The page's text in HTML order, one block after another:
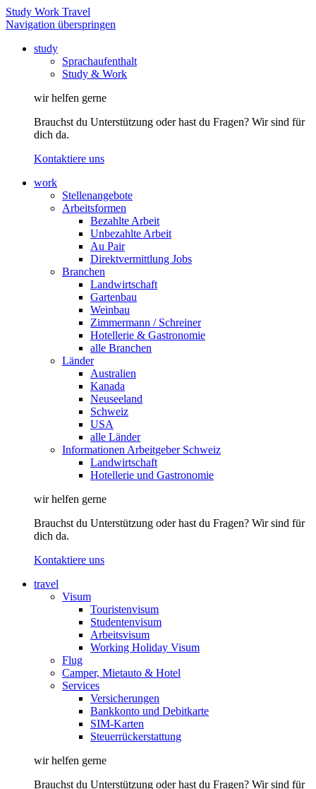
Study Work Travel
Navigation überspringen
study
Sprachaufenthalt
Study & Work
wir helfen gerne
Brauchst du Unterstützung oder hast du Fragen? Wir sind für
dich da.
Kontaktiere uns
work
Stellenangebote
Arbeitsformen
Bezahlte Arbeit
Unbezahlte Arbeit
Au Pair
Direktvermittlung Jobs
Branchen
Landwirtschaft
Gartenbau
Weinbau
Zimmermann / Schreiner
Hotellerie & Gastronomie
alle Branchen
Länder
Australien
Kanada
Neuseeland
Schweiz
USA
alle Länder
Informationen Arbeitgeber Schweiz
Landwirtschaft
Hotellerie und Gastronomie
wir helfen gerne
Brauchst du Unterstützung oder hast du Fragen? Wir sind für
dich da.
Kontaktiere uns
travel
Visum
Touristenvisum
Studentenvisum
Arbeitsvisum
Working Holiday Visum
Flug
Camper, Mietauto & Hotel
Services
Versicherungen
Bankkonto und Debitkarte
SIM-Karten
Steuerrückerstattung
wir helfen gerne
Brauchst du Unterstützung oder hast du Fragen? Wir sind für